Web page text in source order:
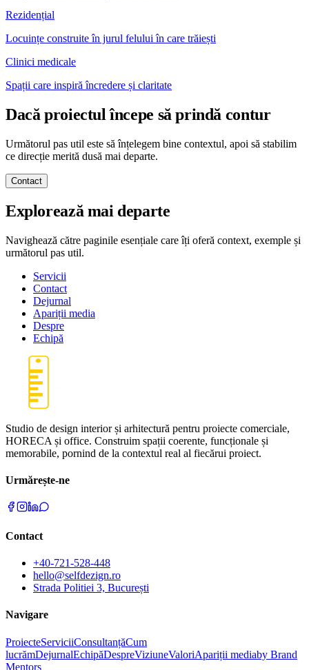
Rezidențial
Locuințe construite în jurul felului în care trăiești
Clinici medicale
Spații care inspiră încredere și claritate
Dacă proiectul începe să prindă contur
Următorul pas util este să înțelegem bine contextul, apoi să stabilim
ce direcție merită dusă mai departe.
Contact
Explorează mai departe
Navighează către paginile esențiale care îți oferă context, exemple și
următorul pas util.
Servicii
Contact
Dejurnal
Apariții media
Despre
Echipă
Studio de design interior și arhitectură pentru proiecte comerciale,
HORECA și office. Construim spații coerente, funcționale și
memorabile, pornind de la contextul real al fiecărui proiect.
Urmărește-ne
Contact
+40-721-528-448
hello@selfdezign.ro
Strada Politiei 3, București
Navigare
ProiecteServiciiConsultanțăCum
lucrămDejurnalEchipăDespreViziuneValoriApariții mediaby Brand
Mentors